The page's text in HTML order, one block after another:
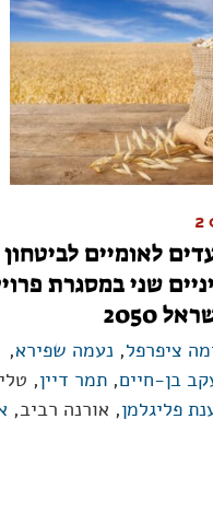
לאומיים לביטחון
ביניים שני במסגרת
2050
ציפרפל, נעמה שפירא,
בן-חיים, תמר דיין,
פליגלמן, אורנה רביב,